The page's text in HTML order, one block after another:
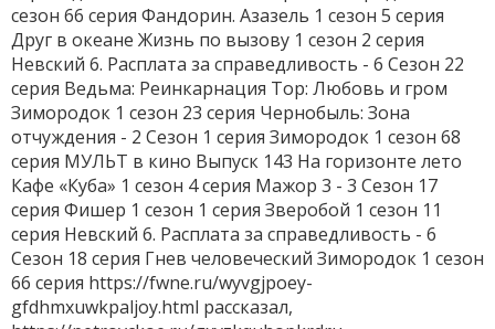
сезон 66 серия Фандорин. Азазель 1 сезон 5 серия
Друг в океане Жизнь по вызову 1 сезон 2 серия
Невский 6. Расплата за справедливость - 6 Сезон 22
серия Ведьма: Реинкарнация Тор: Любовь и гром
Зимородок 1 сезон 23 серия Чернобыль: Зона
отчуждения - 2 Сезон 1 серия Зимородок 1 сезон 68
серия МУЛЬТ в кино Выпуск 143 На горизонте лето
Кафе «Куба» 1 сезон 4 серия Мажор 3 - 3 Сезон 17
серия Фишер 1 сезон 1 серия Зверобой 1 сезон 11
серия Невский 6. Расплата за справедливость - 6
Сезон 18 серия Гнев человеческий Зимородок 1 сезон
66 серия https://fwne.ru/wyvgjpoey-
gfdhmxuwkpaljoy.html рассказал,